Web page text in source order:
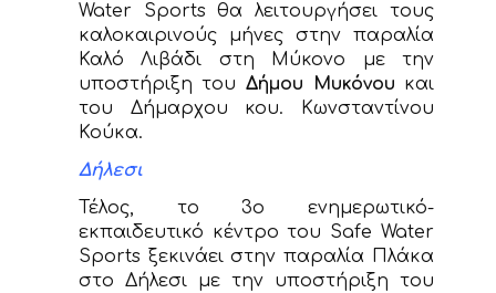
Water Sports θα λειτουργήσει τους
καλοκαιρινούς μήνες στην παραλία
Καλό Λιβάδι στη Μύκονο με την
υποστήριξη του Δήμου Μυκόνου και
του Δήμαρχου κου. Κωνσταντίνου
Κούκα.
Δήλεσι
Τέλος, το 3ο ενημερωτικό-
εκπαιδευτικό κέντρο του Safe Water
Sports ξεκινάει στην παραλία Πλάκα
στο Δήλεσι με την υποστήριξη του